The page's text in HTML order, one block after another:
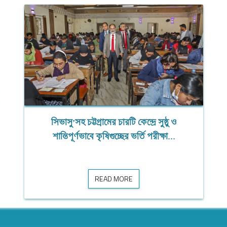
উৎসবমুখর পরিবেশে সিভাসু’তে মহান বিজয় দিবস উদযাপন
উৎসবমুখর পরিবেশে সিভাসু’তে মহান বিজয় দিবস
উদযাপন
READ MORE